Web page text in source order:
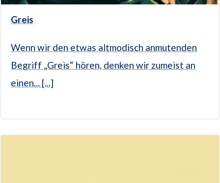
Greis
Wenn wir den etwas altmodisch anmutenden
Begriff „Greis“ hören, denken wir zumeist an
einen... [...]